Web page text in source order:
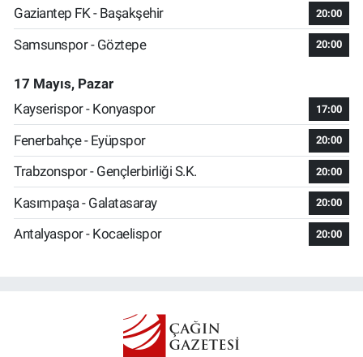
Gaziantep FK - Başakşehir 20:00
Samsunspor - Göztepe 20:00
17 Mayıs, Pazar
Kayserispor - Konyaspor
17:00
Fenerbahçe - Eyüpspor 20:00
Trabzonspor - Gençlerbirliği S.K. 20:00
Kasımpaşa - Galatasaray 20:00
Antalyaspor - Kocaelispor 20:00